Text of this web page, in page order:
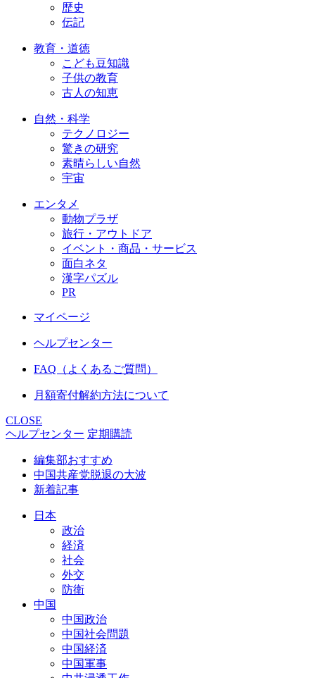
歴史
伝記
教育・道徳
こども豆知識
子供の教育
古人の知恵
自然・科学
テクノロジー
驚きの研究
素晴らしい自然
宇宙
エンタメ
動物プラザ
旅行・アウトドア
イベント・商品・サービス
面白ネタ
漢字パズル
PR
マイページ
ヘルプセンター
FAQ（よくあるご質問）
月額寄付解約方法について
CLOSE
ヘルプセンター 定期購読
編集部おすすめ
中国共産党脱退の大波
新着記事
日本
政治
経済
社会
外交
防衛
中国
中国政治
中国社会問題
中国経済
中国軍事